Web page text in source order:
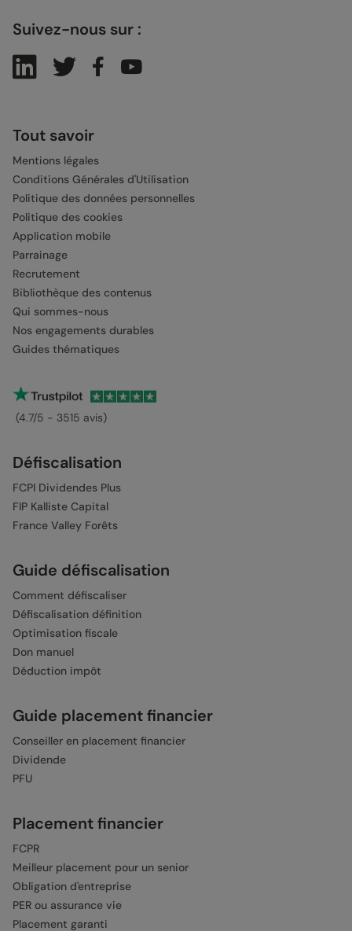
Suivez-nous sur :
Tout savoir
Mentions légales
Conditions Générales d'Utilisation
Politique des données personnelles
Politique des cookies
Application mobile
Parrainage
Recrutement
Bibliothèque des contenus
Qui sommes-nous
Nos engagements durables
Guides thématiques
(4.7/5 - 3515 avis)
Défiscalisation
FCPI Dividendes Plus
FIP Kalliste Capital
France Valley Forêts
Guide défiscalisation
Comment défiscaliser
Défiscalisation définition
Optimisation fiscale
Don manuel
Déduction impôt
Guide placement financier
Conseiller en placement financier
Dividende
PFU
Placement financier
FCPR
Meilleur placement pour un senior
Obligation d'entreprise
PER ou assurance vie
Placement garanti